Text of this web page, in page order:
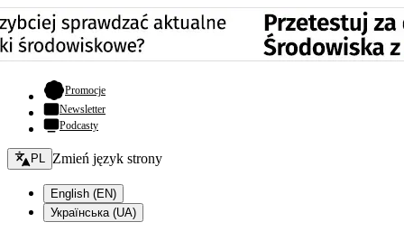
Promocje- otwiera się w nowej karcie
Newsletter
Podcasty
Zmień język - bieżący:
PL Zmień język strony
English (EN)
Українська (UA)